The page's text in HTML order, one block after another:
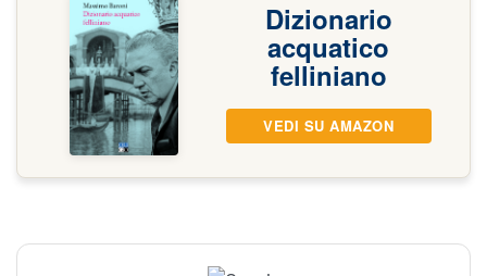
Dizionario
acquatico
felliniano
VEDI SU AMAZON